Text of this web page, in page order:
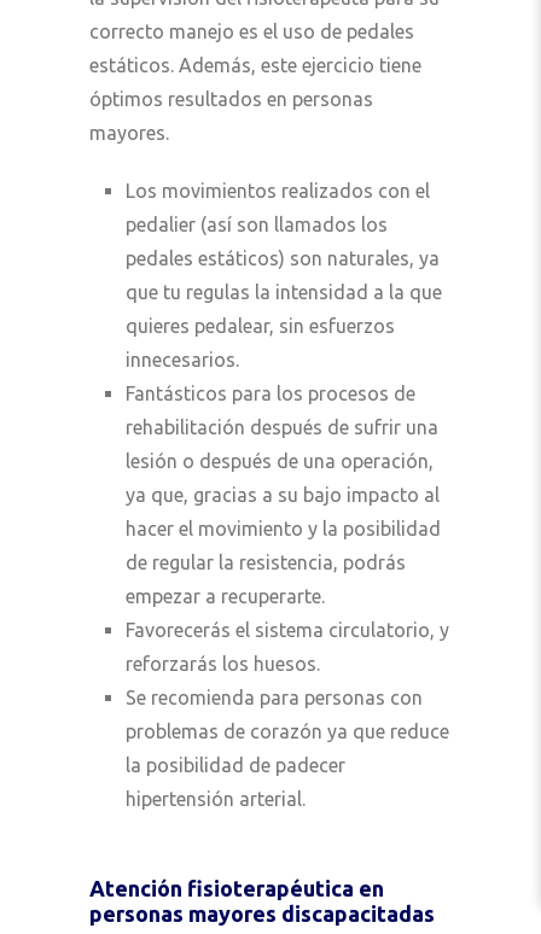
correcto manejo es el uso de pedales
estáticos. Además, este ejercicio tiene
óptimos resultados en personas
mayores.
Los movimientos realizados con el
pedalier (así son llamados los
pedales estáticos) son naturales, ya
que tu regulas la intensidad a la que
quieres pedalear, sin esfuerzos
innecesarios.
Fantásticos para los procesos de
rehabilitación después de sufrir una
lesión o después de una operación,
ya que, gracias a su bajo impacto al
hacer el movimiento y la posibilidad
de regular la resistencia, podrás
empezar a recuperarte.
Favorecerás el sistema circulatorio, y
reforzarás los huesos.
Se recomienda para personas con
problemas de corazón ya que reduce
la posibilidad de padecer
hipertensión arterial.
Atención fisioterapéutica en
personas mayores discapacitadas